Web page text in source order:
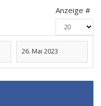
Anzeige #
26. Mai 2023